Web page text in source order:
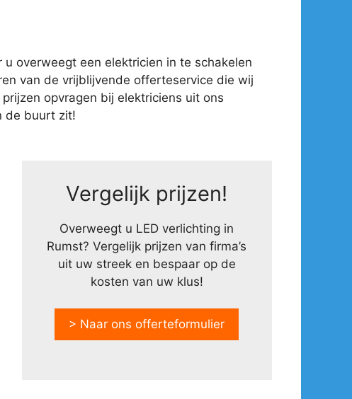
overweegt een elektricien in te schakelen
van de vrijblijvende offerteservice die wij
opvragen bij elektriciens uit ons
de buurt zit!
Vergelijk prijzen!
Overweegt u LED verlichting in
Rumst? Vergelijk prijzen van firma’s
uit uw streek en bespaar op de
kosten van uw klus!
> Naar ons offerteformulier